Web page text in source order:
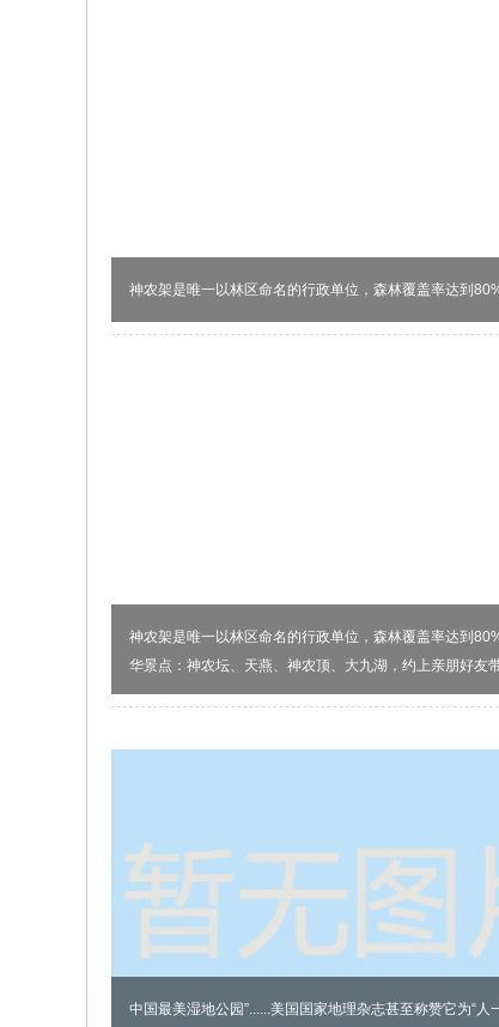
神农架是唯一以林区命名的行政单位，森林覆盖率达到
神农架是唯一以林区命名的行政单位，森林覆盖率达到
华景点：神农坛、天燕、神农顶、大九湖，约上亲朋好友
人来游玩儿
中国最美湿地公园”......美国国家地理杂志甚至称赞它为“人